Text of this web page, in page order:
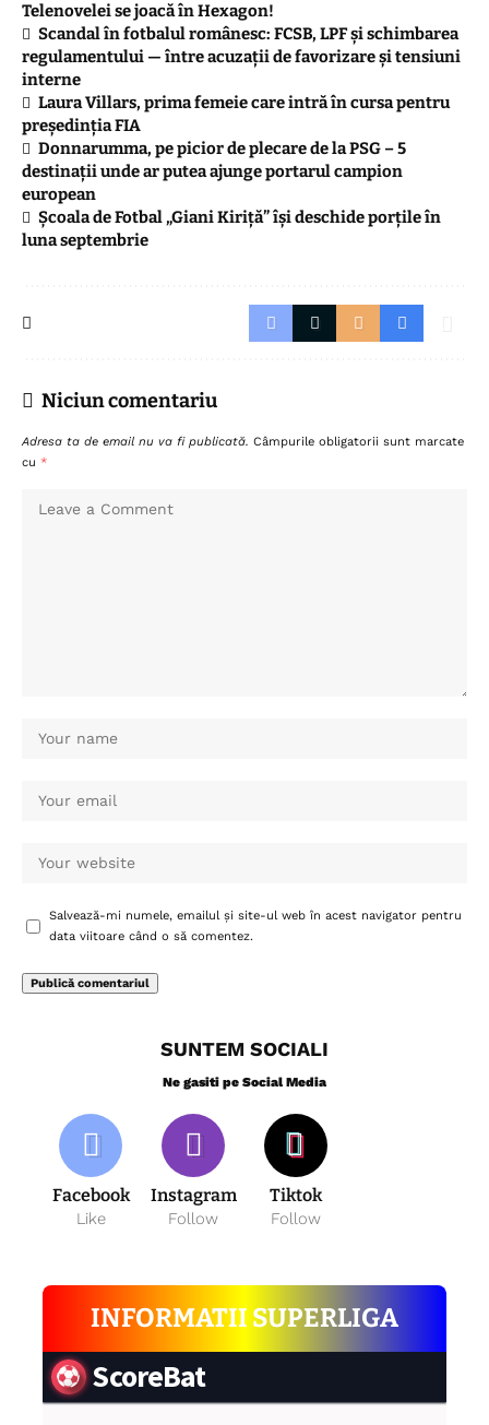
Telenovelei se joacă în Hexagon!
Scandal în fotbalul românesc: FCSB, LPF și schimbarea
regulamentului — între acuzații de favorizare și tensiuni
interne
Laura Villars, prima femeie care intră în cursa pentru
președinția FIA
Donnarumma, pe picior de plecare de la PSG – 5
destinații unde ar putea ajunge portarul campion
european
Școala de Fotbal „Giani Kiriță” își deschide porțile în
luna septembrie
Niciun comentariu
Adresa ta de email nu va fi publicată. Câmpurile obligatorii sunt marcate
cu *
Salvează-mi numele, emailul și site-ul web în acest navigator pentru
data viitoare când o să comentez.
SUNTEM SOCIALI
Ne gasiti pe Social Media
Facebook
Like
Instagram
Follow
Tiktok
Follow
INFORMATII SUPERLIGA